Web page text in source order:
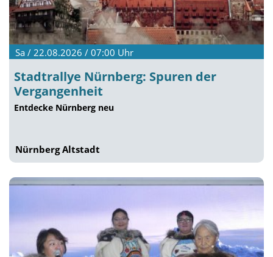
Sa / 22.08.2026 / 07:00 Uhr
Stadtrallye Nürnberg: Spuren der
Vergangenheit
Entdecke Nürnberg neu
Nürnberg Altstadt